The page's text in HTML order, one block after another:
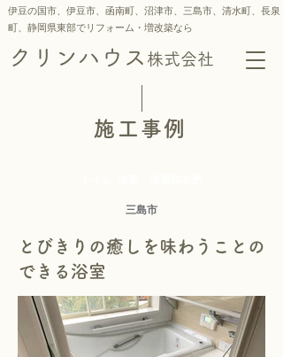
伊豆の国市、伊豆市、函南町、沼津市、三島市、 清水町、 長泉
町、静岡県東部でリフォーム・増改築なら
クリンハウス 株式会社
施工事例
三島市
とびきりの癒しを味わうことの
できる浴室